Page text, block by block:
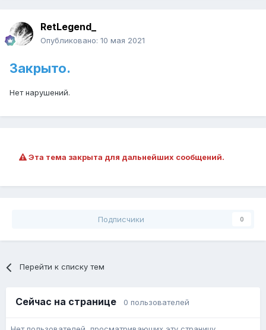
RetLegend_
Опубликовано: 10 мая 2021
Закрыто.
Нет нарушений.
Эта тема закрыта для дальнейших сообщений.
Подписчики 0
Перейти к списку тем
Сейчас на странице 0 пользователей